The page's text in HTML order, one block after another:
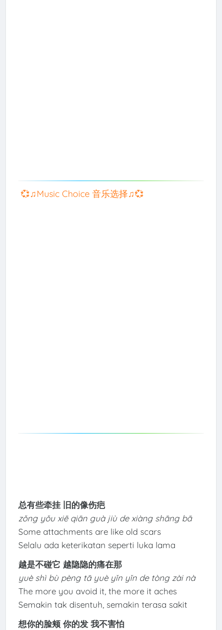
💞♫Music Choice 音乐选择♫💞
总有些牵挂 旧的像伤疤
zǒng yǒu xiē qiān guà jiù de xiàng shāng bā
Some attachments are like old scars
Selalu ada keterikatan seperti luka lama
越是不碰它 越隐隐的痛在那
yuè shì bù pèng tā yuè yǐn yǐn de tòng zài nà
The more you avoid it, the more it aches
Semakin tak disentuh, semakin terasa sakit
想你的脸颊 你的发 我不害怕